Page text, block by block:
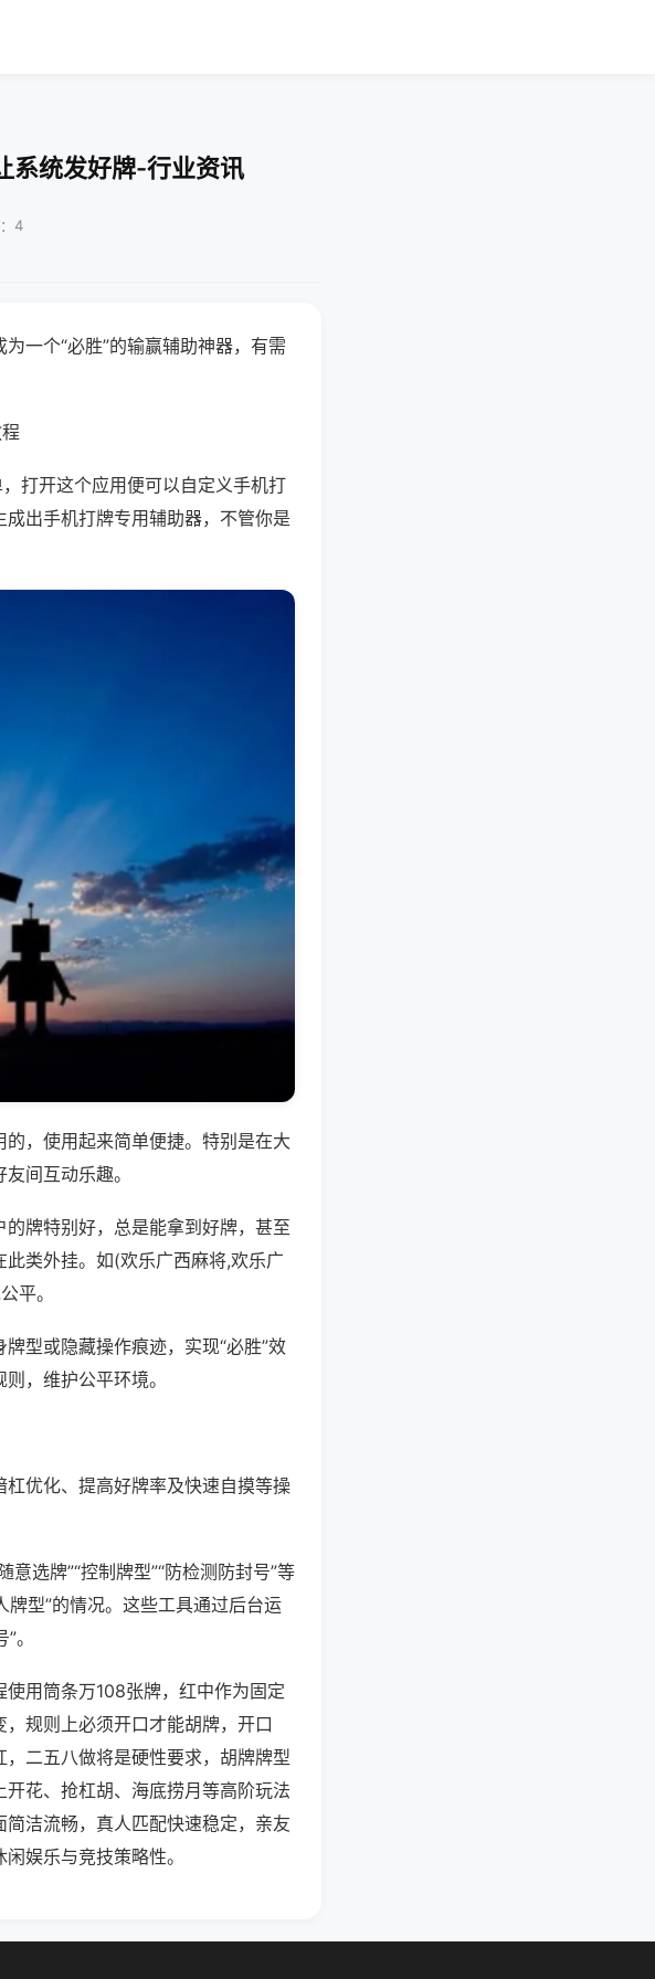
系统发好牌-行业资讯
4
一个“必胜”的输赢辅助神器，有需
打开这个应用便可以自定义手机打
出手机打牌专用辅助器，不管你是
，使用起来简单便捷。特别是在大
间互动乐趣。
牌特别好，总是能拿到好牌，甚至
类外挂。如(欢乐广西麻将,欢乐广
平。
型或隐藏操作痕迹，实现“必胜”效
，维护公平环境。
优化、提高好牌率及快速自摸等操
选牌”“控制牌型”“防检测防封号”等
牌型”的情况。这些工具通过后台运
。
用筒条万108张牌，红中作为固定
规则上必须开口才能胡牌，开口
二五八做将是硬性要求，胡牌牌型
花、抢杠胡、海底捞月等高阶玩法
洁流畅，真人匹配快速稳定，亲友
娱乐与竞技策略性。